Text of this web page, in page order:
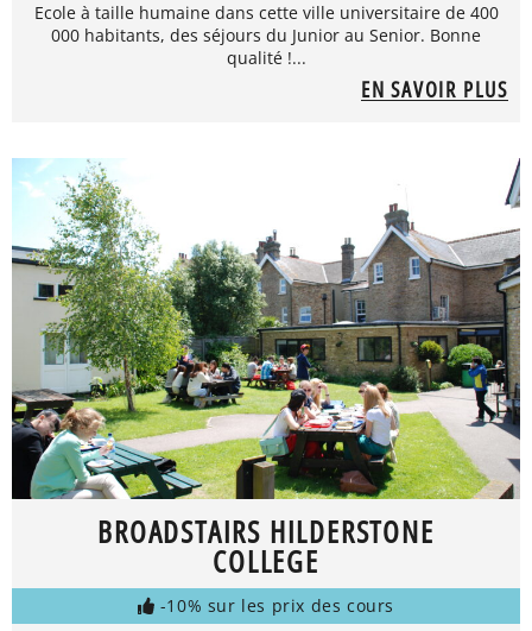
Ecole à taille humaine dans cette ville universitaire de 400
000 habitants, des séjours du Junior au Senior. Bonne
qualité !...
EN SAVOIR PLUS
BROADSTAIRS HILDERSTONE
COLLEGE
-10% sur les prix des cours